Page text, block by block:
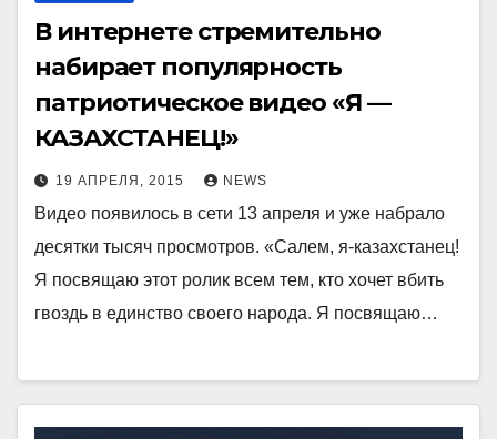
В интернете стремительно
набирает популярность
патриотическое видео «Я —
КАЗАХСТАНЕЦ!»
19 АПРЕЛЯ, 2015 NEWS
Видео появилось в сети 13 апреля и уже набрало
десятки тысяч просмотров. «Салем, я-казахстанец!
Я посвящаю этот ролик всем тем, кто хочет вбить
гвоздь в единство своего народа. Я посвящаю…